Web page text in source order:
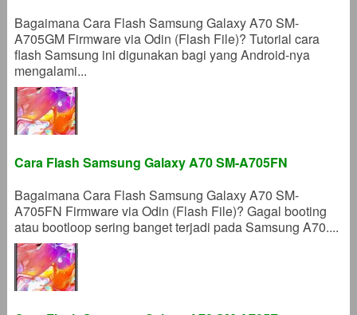
Bagaimana Cara Flash Samsung Galaxy A70 SM-
A705GM Firmware via Odin (Flash File)? Tutorial cara
flash Samsung ini digunakan bagi yang Android-nya
mengalami...
Cara Flash Samsung Galaxy A70 SM-A705FN
Bagaimana Cara Flash Samsung Galaxy A70 SM-
A705FN Firmware via Odin (Flash File)? Gagal booting
atau bootloop sering banget terjadi pada Samsung A70....